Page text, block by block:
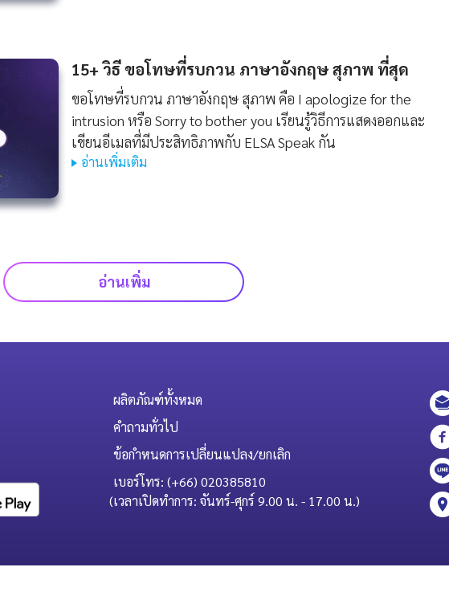
15+ วิธี ขอโทษที่รบกวน ภาษาอังกฤษ สุภาพ ที่สุด
ขอโทษที่รบกวน ภาษาอังกฤษ สุภาพ คือ I apologize for the
intrusion หรือ Sorry to bother you เรียนรู้วิธีการแสดงออกและ
เขียนอีเมลที่มีประสิทธิภาพกับ ELSA Speak กัน
อ่านเพิ่มเติม
อ่านเพิ่ม
ผลิตภัณฑ์ทั้งหมด
คำถามทั่วไป
ข้อกำหนดการเปลี่ยนแปลง/ยกเลิก
เบอร์โทร: (+66) 020385810
(เวลาเปิดทำการ: จันทร์-ศุกร์ 9.00 น. - 17.00 น.)